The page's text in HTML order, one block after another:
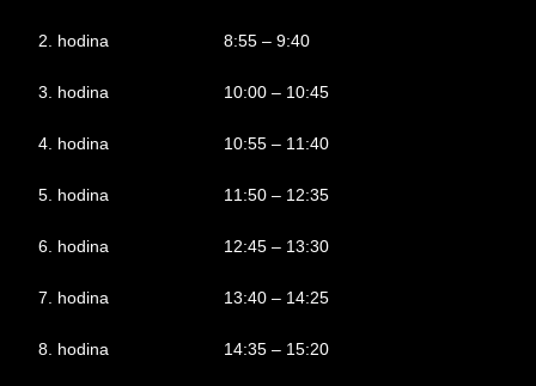
2. hodina 8:55 – 9:40
3. hodina 10:00 – 10:45
4. hodina 10:55 – 11:40
5. hodina 11:50 – 12:35
6. hodina 12:45 – 13:30
7. hodina 13:40 – 14:25
8. hodina 14:35 – 15:20